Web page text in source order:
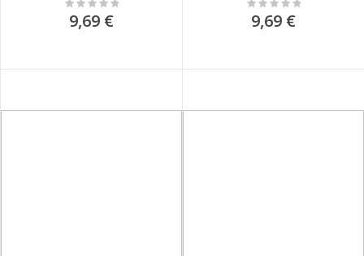
0%
9,69 €
0%
9,69 €